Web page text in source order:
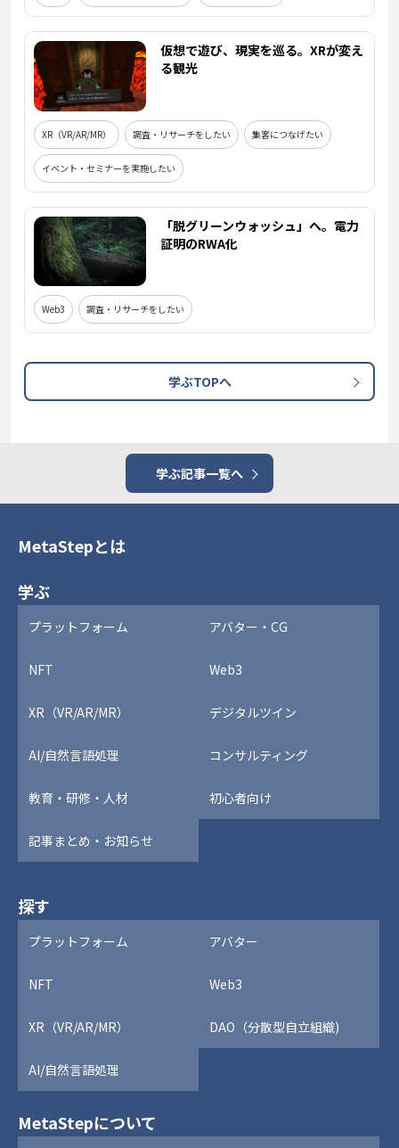
仮想で遊び、現実を巡る。XRが変え
る観光
XR（VR/AR/MR） 調査・リサーチをしたい 集客につなげたい
イベント・セミナーを実施したい
「脱グリーンウォッシュ」へ。電力
証明のRWA化
Web3 調査・リサーチをしたい
学ぶTOPへ
学ぶ記事一覧へ
MetaStepとは
学ぶ
プラットフォーム アバター・CG
NFT Web3
XR（VR/AR/MR） デジタルツイン
AI/自然言語処理 コンサルティング
教育・研修・人材 初心者向け
記事まとめ・お知らせ
探す
プラットフォーム アバター
NFT Web3
XR（VR/AR/MR） DAO（分散型自立組織)
AI/自然言語処理
MetaStepについて